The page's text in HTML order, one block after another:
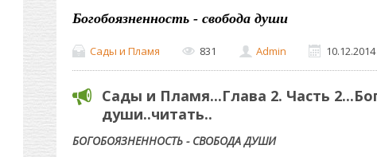
Богобоязненность - свобода души
Сады и Пламя 831 Admin 10.12.2014
Сады и Пламя...Глава 2. Часть
души..читать..
БОГОБОЯЗНЕННОСТЬ - СВОБОДА ДУШИ